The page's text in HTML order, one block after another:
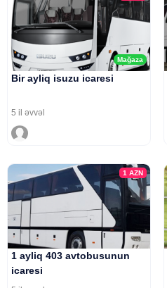
Mağaza
Bir ayliq isuzu icaresi
5 il əvvəl
1AZN
1 ayliq 403 avtobusunun
icaresi